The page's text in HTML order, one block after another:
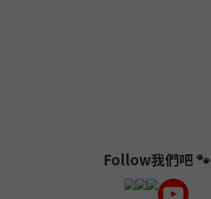
Follow我們吧 🐾